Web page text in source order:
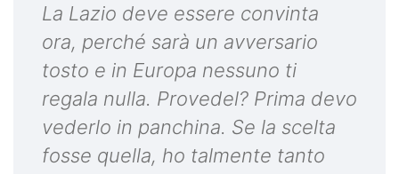
La Lazio deve essere convinta
ora, perché sarà un avversario
tosto e in Europa nessuno ti
regala nulla. Provedel? Prima devo
vederlo in panchina. Se la scelta
fosse quella, ho talmente tanto